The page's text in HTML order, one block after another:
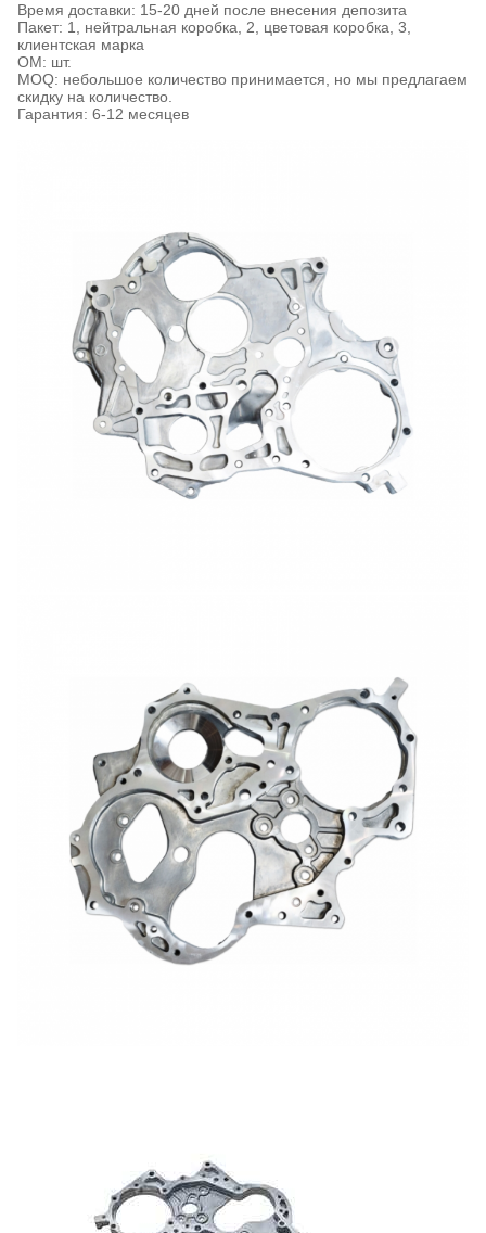
Время доставки: 15-20 дней после внесения депозита
Пакет: 1, нейтральная коробка, 2, цветовая коробка, 3,
клиентская марка
ОМ: шт.
MOQ: небольшое количество принимается, но мы предлагаем
скидку на количество.
Гарантия: 6-12 месяцев